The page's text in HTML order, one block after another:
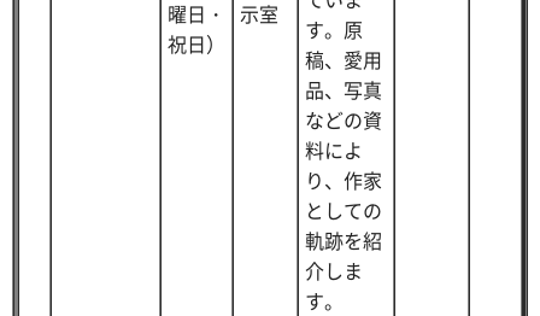
曜日・
祝日）
示室
す。原
稿、愛用
品、写真
などの資
料によ
り、作家
としての
軌跡を紹
介しま
す。